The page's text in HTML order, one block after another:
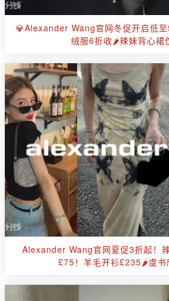
💎Alexander Wang官网冬促开启低
绒服6折收🌶️辣妹背心裙
Alexander Wang官网夏促3折起！
£75！羊毛开衫£235🌶️虞书